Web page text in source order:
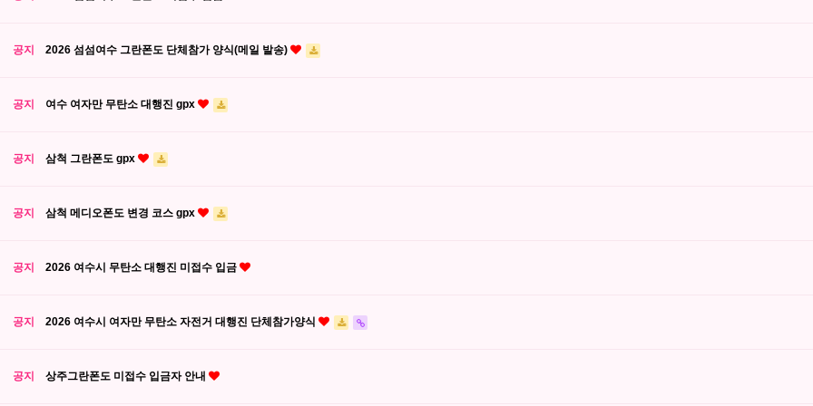
공지 2026 섬섬여수 그란폰도 단체참가 양식(메일 발송)
공지 여수 여자만 무탄소 대행진 gpx
공지 삼척 그란폰도 gpx
공지 삼척 메디오폰도 변경 코스 gpx
공지 2026 여수시 무탄소 대행진 미접수 입금
공지 2026 여수시 여자만 무탄소 자전거 대행진 단체참가양식
공지 상주그란폰도 미접수 입금자 안내